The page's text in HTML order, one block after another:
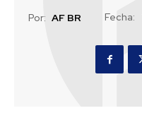
Por: AF BR Fecha: